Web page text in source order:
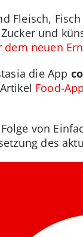
Fleisch,
und
dem neuen
die App
Food-
von
des